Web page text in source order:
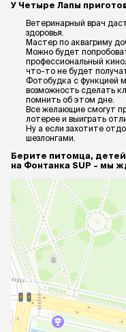
У Четыре Лапы
Ветеринарный врач
здоровья.
Мастер по аквагриму
Можно будет
профессиональный
что-то не будет
Фотобудка с функцией
возможность сделать
помнить об этом дне.
Все желающие смогут
лотерее и выиграть
Ну а если захотите
шезлонгами.
Берите питомца,
на Фонтанка SUP – мы